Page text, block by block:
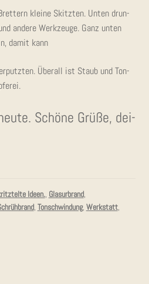
klei­ne Skitz­ten. Unten drun­
ande­re Werk­zeu­ge. Ganz unten
damit kann
Über­all ist Staub und Ton­
Schö­ne Grü­ße, dei­
Ideen., Glasurbrand,
, Tonschwindung, Werkstatt,